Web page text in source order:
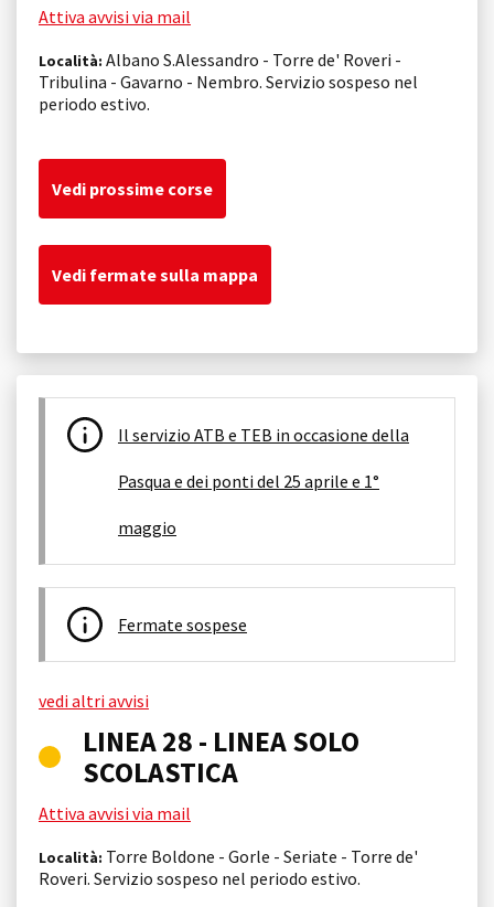
Attiva avvisi via mail
Località: Albano S.Alessandro - Torre de' Roveri -
Tribulina - Gavarno - Nembro. Servizio sospeso nel
periodo estivo.
Vedi prossime corse
Vedi fermate sulla mappa
Il servizio ATB e TEB in occasione della
Pasqua e dei ponti del 25 aprile e 1°
maggio
Fermate sospese
vedi altri avvisi
LINEA 28 - LINEA SOLO
SCOLASTICA
Attiva avvisi via mail
Località: Torre Boldone - Gorle - Seriate - Torre de'
Roveri. Servizio sospeso nel periodo estivo.